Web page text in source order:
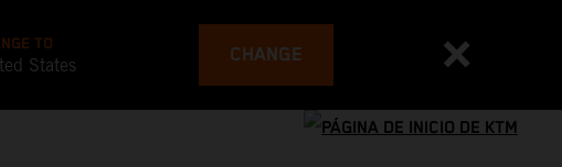
TO
States CHANGE